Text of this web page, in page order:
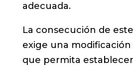
adecuada.
La consecución de
exige una
que permita